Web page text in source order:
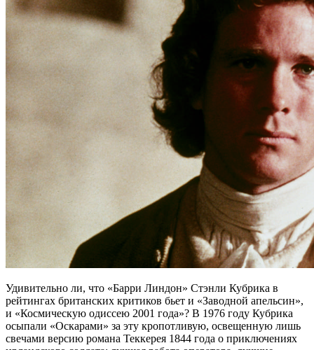
Удивительно ли, что «Барри Линдон» Стэнли Кубрика в
рейтингах британских критиков бьет и «Заводной апельсин»,
и «Космическую одиссею 2001 года»? В 1976 году Кубрика
осыпали «Оскарами» за эту кропотливую, освещенную лишь
свечами версию романа Теккерея 1844 года о приключениях